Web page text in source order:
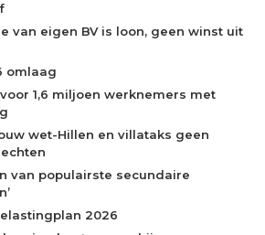
van eigen BV is loon, geen winst uit
omlaag
1,6 miljoen werknemers met
wet-Hillen en villataks geen
van populairste secundaire
2026